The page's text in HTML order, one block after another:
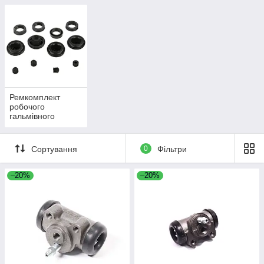
Ремкомплект
робочого
гальмівного
Сортування 0 Фільтри
–20% –20%